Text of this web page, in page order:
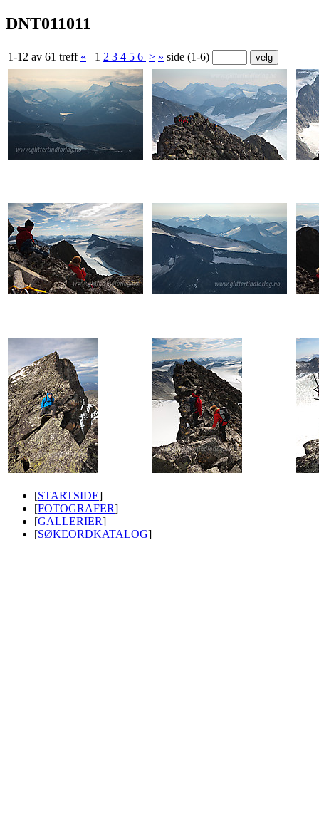
DNT011011
1-12 av 61 treff « 1 2 3 4 5 6 > » side (1-6)
[STARTSIDE]
[FOTOGRAFER]
[GALLERIER]
[SØKEORDKATALOG]